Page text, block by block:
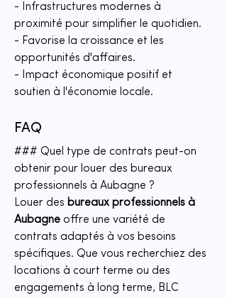
- Infrastructures modernes à
proximité pour simplifier le quotidien.
- Favorise la croissance et les
opportunités d'affaires.
- Impact économique positif et
soutien à l'économie locale.
FAQ
### Quel type de contrats peut-on
obtenir pour louer des bureaux
professionnels à Aubagne ?
Louer des bureaux professionnels à
Aubagne offre une variété de
contrats adaptés à vos besoins
spécifiques. Que vous recherchiez des
locations à court terme ou des
engagements à long terme, BLC